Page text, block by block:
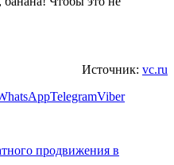
Источник: vc.ru
TelegramViber
продвижения в